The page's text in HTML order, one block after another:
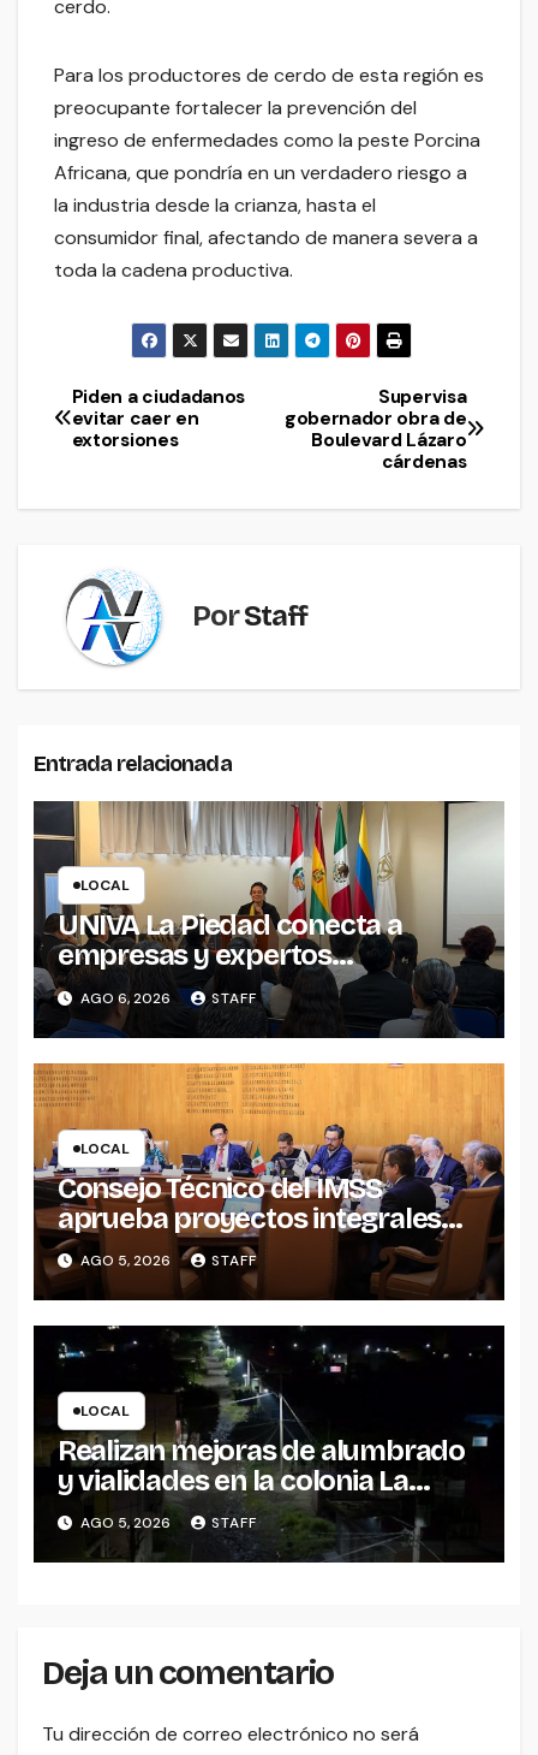
cerdo.
Para los productores de cerdo de esta región es
preocupante fortalecer la prevención del
ingreso de enfermedades como la peste Porcina
Africana, que pondría en un verdadero riesgo a
la industria desde la crianza, hasta el
consumidor final, afectando de manera severa a
toda la cadena productiva.
Navegación
de
entradas
Supervisa
gobernador obra de
Boulevard Lázaro
cárdenas
Piden a ciudadanos
evitar caer en
extorsiones
PorStaff
Entrada relacionada
LOCAL
UNIVA La Piedad conecta a
empresas y expertos
internacionales para impulsar la
productividad empresarial
AGO 6, 2026 STAFF
LOCAL
Consejo Técnico del IMSS
aprueba proyectos integrales
para construcción de tres UMF
en Michoacán y Estado de
México
AGO 5, 2026 STAFF
LOCAL
Realizan mejoras de alumbrado
y vialidades en la colonia La
Escondida
AGO 5, 2026 STAFF
Deja un comentario
Tu dirección de correo electrónico no será